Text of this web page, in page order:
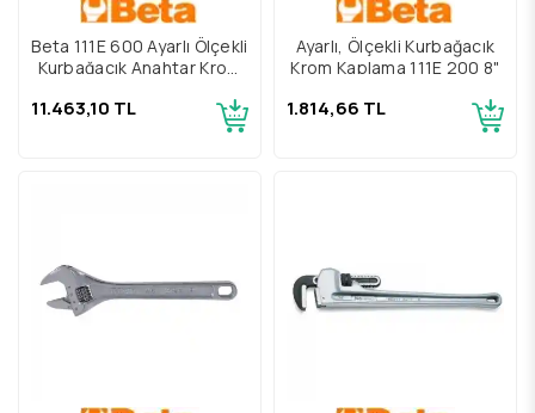
Beta 111E 600 Ayarlı Ölçekli
Kurbağacık Anahtar Krom
11.463,10 TL
Ayarlı, Ölçekli Kurbağacık
Krom Kaplama 111E 200 8"
1.814,66 TL